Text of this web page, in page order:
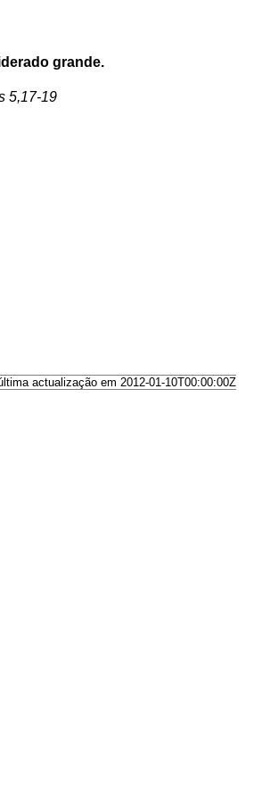
grande.
5,17-19
actualização em 2012-01-10T00:00:00Z